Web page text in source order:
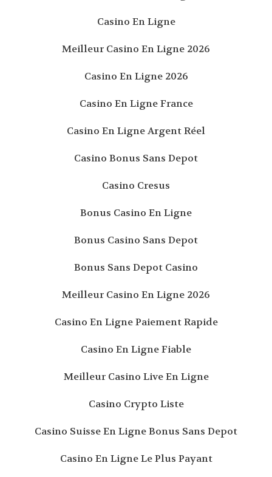
Casino En Ligne
Meilleur Casino En Ligne 2026
Casino En Ligne 2026
Casino En Ligne France
Casino En Ligne Argent Réel
Casino Bonus Sans Depot
Casino Cresus
Bonus Casino En Ligne
Bonus Casino Sans Depot
Bonus Sans Depot Casino
Meilleur Casino En Ligne 2026
Casino En Ligne Paiement Rapide
Casino En Ligne Fiable
Meilleur Casino Live En Ligne
Casino Crypto Liste
Casino Suisse En Ligne Bonus Sans Depot
Casino En Ligne Le Plus Payant